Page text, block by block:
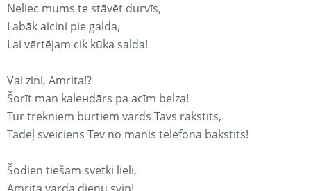
Neliec mums te stāvēt durvīs,
Labāk aicini pie galda,
Lai vērtējam cik kūka salda!
Vai zini, Amrita!?
Šorīt man kaleнdārs pa acīm belza!
Tur trekniem burtiem vārds Tavs rakstīts,
Tādēļ sveiciens Tev no manis telefonā bakstīts!
Šodien tiešām svētki lieli,